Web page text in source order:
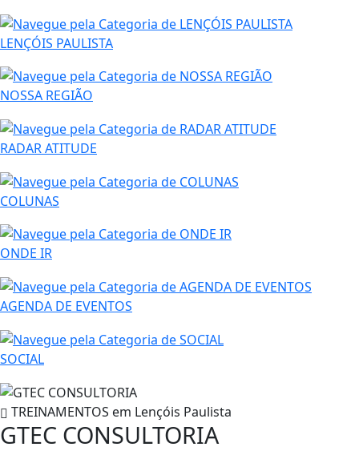
LENÇÓIS PAULISTA
NOSSA REGIÃO
RADAR ATITUDE
COLUNAS
ONDE IR
AGENDA DE EVENTOS
SOCIAL
TREINAMENTOS em Lençóis Paulista
GTEC CONSULTORIA